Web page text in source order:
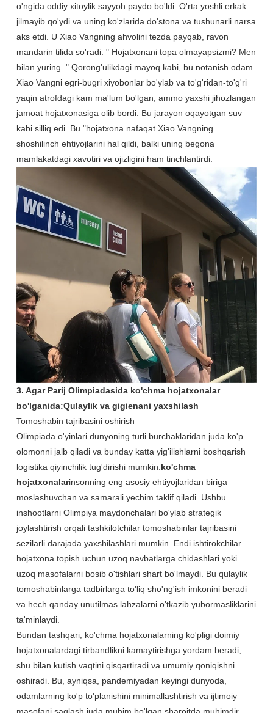
o'ngida oddiy xitoylik sayyoh paydo bo'ldi. O'rta yoshli erkak
jilmayib qo'ydi va uning ko'zlarida do'stona va tushunarli narsa
aks etdi. U Xiao Vangning ahvolini tezda payqab, ravon
mandarin tilida so'radi: " Hojatxonani topa olmayapsizmi? Men
bilan yuring. " Qorong'ulikdagi mayoq kabi, bu notanish odam
Xiao Vangni egri-bugri xiyobonlar bo'ylab va to'g'ridan-to'g'ri
yaqin atrofdagi kam ma'lum bo'lgan, ammo yaxshi jihozlangan
jamoat hojatxonasiga olib bordi. Bu jarayon oqayotgan suv
kabi silliq edi. Bu "hojatxona nafaqat Xiao Vangning
shoshilinch ehtiyojlarini hal qildi, balki uning begona
mamlakatdagi xavotiri va ojizligini ham tinchlantirdi.
3. Agar Parij Olimpiadasida ko'chma hojatxonalar
bo'lganida:Qulaylik va gigienani yaxshilash
Tomoshabin tajribasini oshirish
Olimpiada o'yinlari dunyoning turli burchaklaridan juda ko'p
olomonni jalb qiladi va bunday katta yig'ilishlarni boshqarish
logistika qiyinchilik tug'dirishi mumkin.ko'chma
hojatxonalarinsonning eng asosiy ehtiyojlaridan biriga
moslashuvchan va samarali yechim taklif qiladi. Ushbu
inshootlarni Olimpiya maydonchalari bo'ylab strategik
joylashtirish orqali tashkilotchilar tomoshabinlar tajribasini
sezilarli darajada yaxshilashlari mumkin. Endi ishtirokchilar
hojatxona topish uchun uzoq navbatlarga chidashlari yoki
uzoq masofalarni bosib o'tishlari shart bo'lmaydi. Bu qulaylik
tomoshabinlarga tadbirlarga to'liq sho'ng'ish imkonini beradi
va hech qanday unutilmas lahzalarni o'tkazib yubormasliklarini
ta'minlaydi.
Bundan tashqari, ko'chma hojatxonalarning ko'pligi doimiy
hojatxonalardagi tirbandlikni kamaytirishga yordam beradi,
shu bilan kutish vaqtini qisqartiradi va umumiy qoniqishni
oshiradi. Bu, ayniqsa, pandemiyadan keyingi dunyoda,
odamlarning ko'p to'planishini minimallashtirish va ijtimoiy